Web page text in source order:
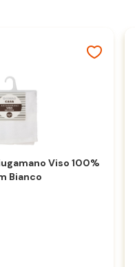
Viso 100%
Bianco